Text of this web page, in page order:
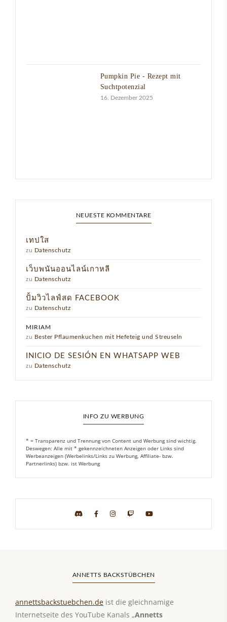
Pumpkin Pie - Rezept mit
Suchtpotenzial
16. Dezember 2025
NEUESTE KOMMENTARE
เทปใส
zu Datenschutz
เว็บพนันออนไลน์เกาหลี
zu Datenschutz
ปั้มวิวไลฟ์สด FACEBOOK
zu Datenschutz
MIRIAM
zu Bester Pflaumenkuchen mit Hefeteig und Streuseln
INICIO DE SESIÓN EN WHATSAPP WEB
zu Datenschutz
INFO ZU WERBUNG
* = Transparenz und Trennung von Content und Werbung sind wichtig.
Deswegen: Alle mit * gekennzeichneten Anzeigen oder Links sind
Werbeanzeigen (Werbelinks/Links zu Werbung, Affiliate- bzw.
Partnerlinks) bzw. ist Werbung
ANNETTS BACKSTÜBCHEN
annettsbackstuebchen.de ist die gleichnamige
Internetseite des YouTube Kanals „Annetts